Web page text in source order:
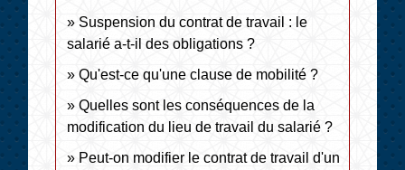
Suspension du contrat de travail : le
salarié a-t-il des obligations ?
Qu'est-ce qu'une clause de mobilité ?
Quelles sont les conséquences de la
modification du lieu de travail du salarié ?
Peut-on modifier le contrat de travail d'un